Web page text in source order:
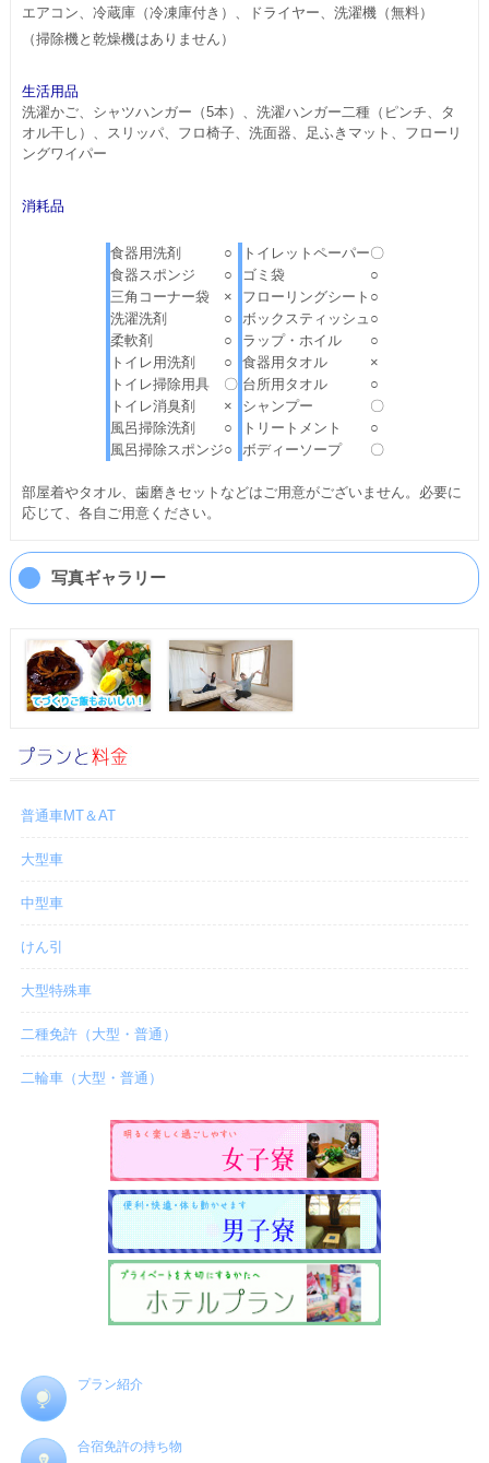
エアコン、冷蔵庫（冷凍庫付き）、ドライヤー、洗濯機（無料）
（掃除機と乾燥機はありません）
生活用品
洗濯かご、シャツハンガー（5本）、洗濯ハンガー二種（ピンチ、タ
オル干し）、スリッパ、フロ椅子、洗面器、足ふきマット、フローリ
ングワイパー
消耗品
食器用洗剤 ○ トイレットペーパー〇
食器スポンジ
○ ゴミ袋
○
三角コーナー袋
× フローリングシート ○
洗濯洗剤
○ ボックスティッシュ ○
柔軟剤
○ ラップ・ホイル
○
トイレ用洗剤
○ 食器用タオル
×
トイレ掃除用具
〇 台所用タオル
○
トイレ消臭剤
× シャンプー
〇
風呂掃除洗剤
○ トリートメント
○
風呂掃除スポンジ○ ボディーソープ 〇
部屋着やタオル、歯磨きセットなどはご用意がございません。必要に
応じて、各自ご用意ください。
写真ギャラリー
普通車MT＆AT
大型車
中型車
けん引
大型特殊車
二種免許（大型・普通）
二輪車（大型・普通）
プラン紹介
合宿免許の持ち物